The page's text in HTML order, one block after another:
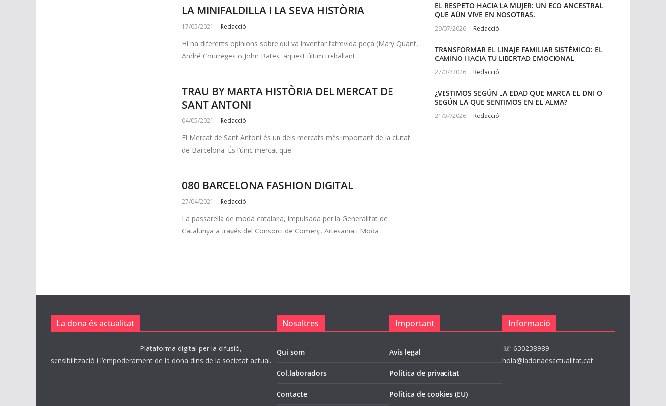
LA MINIFALDILLA I LA SEVA HISTÒRIA
17/05/2021 Redacció
Hi ha diferents opinions sobre qui va inventar l’atrevida peça (Mary Quant,
André Courrèges o John Bates, aquest últim treballant
TRAU BY MARTA HISTÒRIA DEL MERCAT DE
SANT ANTONI
04/05/2021 Redacció
El Mercat de Sant Antoni és un dels mercats més important de la ciutat
de Barcelona. És l’únic mercat que
080 BARCELONA FASHION DIGITAL
27/04/2021 Redacció
La passarel·la de moda catalana, impulsada per la Generalitat de
Catalunya a través del Consorci de Comerç, Artesania i Moda
EL RESPETO HACIA LA MUJER: UN ECO ANCESTRAL
QUE AÚN VIVE EN NOSOTRAS.
29/07/2026 Redacció
TRANSFORMAR EL LINAJE FAMILIAR SISTÉMICO: EL
CAMINO HACIA TU LIBERTAD EMOCIONAL
27/07/2026 Redacció
¿VESTIMOS SEGÚN LA EDAD QUE MARCA EL DNI O
SEGÚN LA QUE SENTIMOS EN EL ALMA?
21/07/2026 Redacció
La dona és actualitat
Plataforma digital per la difusió,
sensibilització i l’empoderament de la dona dins de la societat actual.
Nosaltres
Qui som
Col.laboradors
Contacte
Important
Avís legal
Política de privacitat
Política de cookies (EU)
Informació
☏ 630238989
hola@ladonaesactualitat.cat